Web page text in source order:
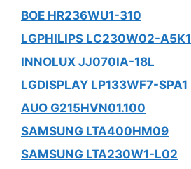
BOE HR236WU1-310
LGPHILIPS LC230W02-A5K1
INNOLUX JJ070IA-18L
LGDISPLAY LP133WF7-SPA1
AUO G215HVN01.100
SAMSUNG LTA400HM09
SAMSUNG LTA230W1-L02